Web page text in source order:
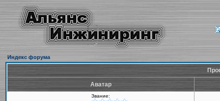
Индекс форума
Аватар
Звание: